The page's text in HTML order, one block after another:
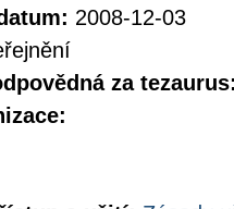
2008-12-03
za